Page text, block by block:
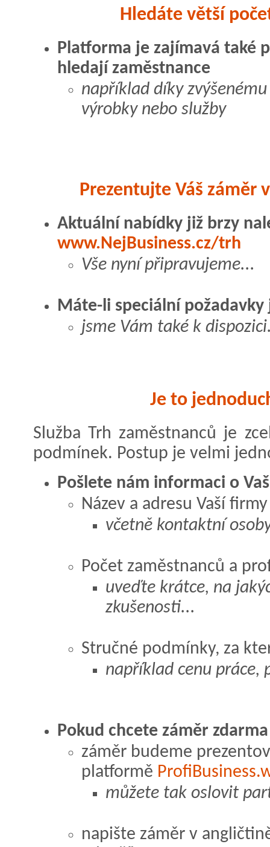
Hledáte větší
Platforma je zajímavá také
hledají zaměstnance
například díky
výrobky nebo služby
Prezentujte Váš záměr
Aktuální nabídky již brzy
www.NejBusiness.cz/trh
Vše nyní připravujeme...
Máte-li speciální požadavky
jsme Vám také k
Je to
Služba Trh zaměstnanců je
podmínek. Postup je velmi
Pošlete nám informaci o
Název a adresu Vaší firmy
včetně kontaktní
Počet zaměstnanců a
uveďte krátce, na
zkušenosti...
Stručné podmínky, za
například cenu práce,
Pokud chcete záměr
záměr budeme
platformě
můžete tak oslovit
napište záměr v